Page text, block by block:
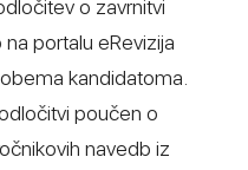
o zavrnitvi
portalu eRevizija
kandidatoma.
poučen o
navedb iz